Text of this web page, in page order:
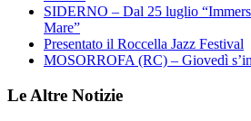
SIDERNO – Dal 25 luglio
Mare”
Presentato il Roccella Jazz Festival
MOSORROFA (RC) – Giovedì
Le Altre Notizie